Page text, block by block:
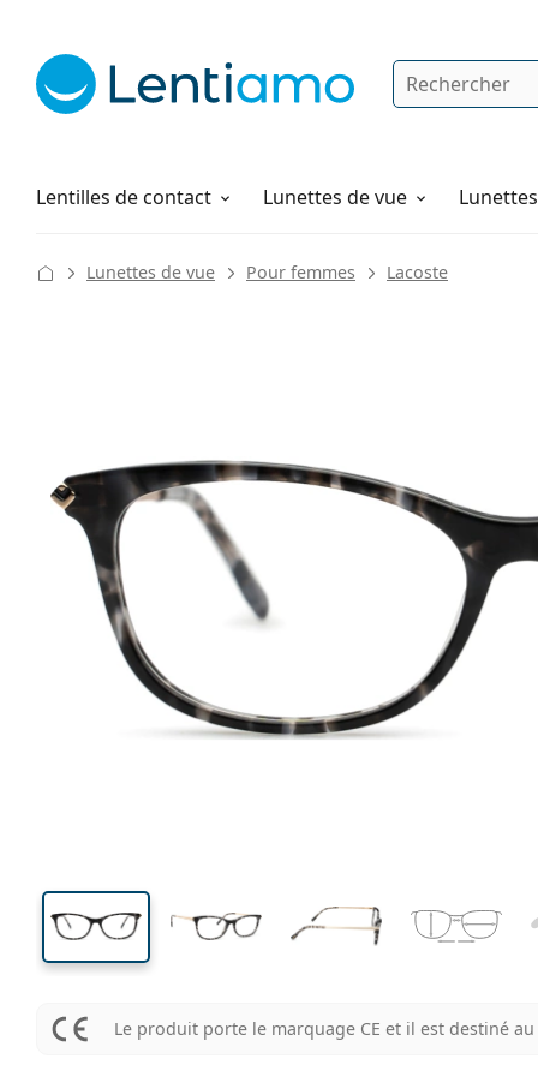
Rechercher
Lentilles de contact
Solutions Lunettes de vue
Comment commander
Lunettes de vue Pour femmes Lacoste
133 mm
Largeur des verres
35 mm
Largeur des verres
53 mm
Largeur des verres
Largeur
des verres
Le produit porte le marquage CE et il est destiné